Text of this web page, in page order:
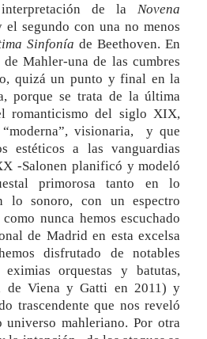
de laNovena
el segundo con una no menos
Sinfonía de Beethoven. En
de Mahler-una de las cumbres
quizá un punto y final en la
porque se trata de la última
romanticismo del siglo XIX,
“moderna”, visionaria, y que
estéticos a las vanguardias
-Salonen planificó y modeló
primorosa tanto en lo
lo sonoro, con un espectro
nunca hemos escuchado
de Madrid en esta excelsa
disfrutado de notables
eximias orquestas y batutas,
de Viena y Gatti en 2011) y
trascendente que nos reveló
mahleriano. Por otra